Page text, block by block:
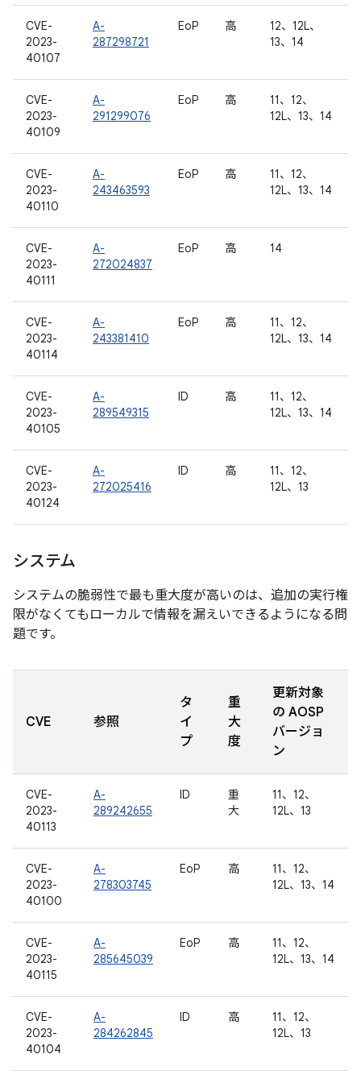
CVE-
2023-
40107
A-
287298721
EoP 高
12、12L、
13、14
CVE-
2023-
40109
A-
291299076
EoP 高
11、12、
12L、13、14
CVE-
2023-
40110
A-
243463593
EoP 高
11、12、
12L、13、14
CVE-
2023-
40111
A-
272024837
EoP 高 14
CVE-
2023-
40114
A-
243381410
EoP 高
11、12、
12L、13、14
CVE-
2023-
40105
A-
289549315
ID 高
11、12、
12L、13、14
CVE-
2023-
40124
A-
272025416
ID 高
11、12、
12L、13
システム
システムの脆弱性で最も重大度が高いのは、追加の実行権
限がなくてもローカルで情報を漏えいできるようになる問
題です。
CVE 参照
タ
イ
プ
重
大
度
更新対象
の AOSP
バージョ
ン
CVE-
2023-
40113
A-
289242655
ID
重
大
11、12、
12L、13
CVE-
2023-
40100
A-
278303745
EoP 高
11、12、
12L、13、14
CVE-
2023-
40115
A-
285645039
EoP 高
11、12、
12L、13、14
CVE-
2023-
40104
A-
284262845
ID 高
11、12、
12L、13